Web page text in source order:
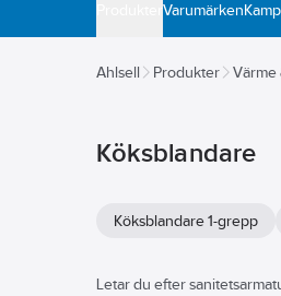
Varumärken
Ahlsell Produkter Värme
Köksblandare
Köksblandare 1-grepp
Letar du efter